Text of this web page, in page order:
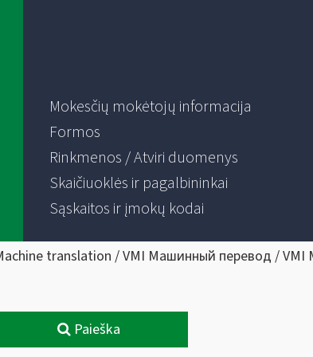
Mokesčių mokėtojų informacija
Formos
Rinkmenos / Atviri duomenys
Skaičiuoklės ir pagalbininkai
Sąskaitos ir įmokų kodai
translation / VMI Машинный перевод /
Paieška